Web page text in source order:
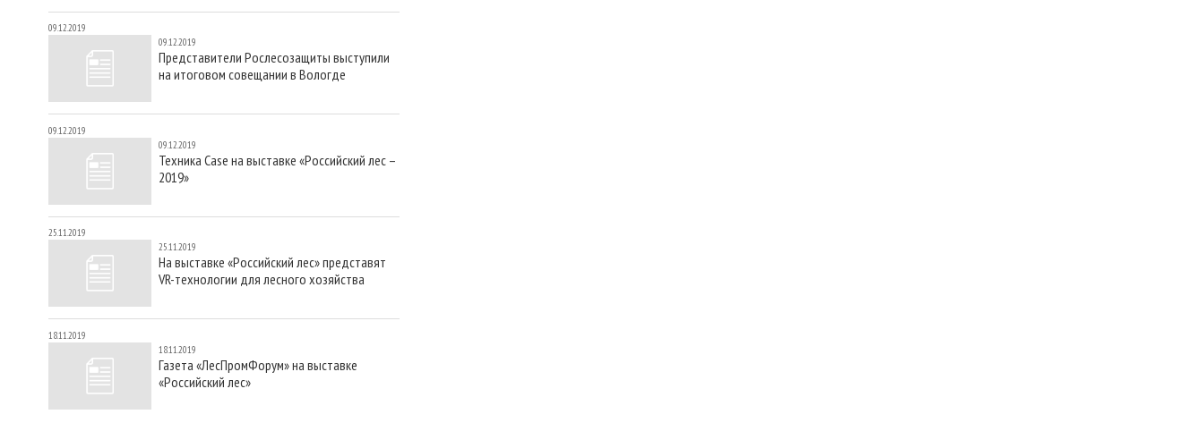
09.12.2019
09.12.2019
Представители Рослесозащиты выступили
на итоговом совещании в Вологде
09.12.2019
09.12.2019
Техника Case на выставке «Российский лес –
2019»
25.11.2019
25.11.2019
На выставке «Российский лес» представят
VR-технологии для лесного хозяйства
18.11.2019
18.11.2019
Газета «ЛесПромФорум» на выставке
«Российский лес»